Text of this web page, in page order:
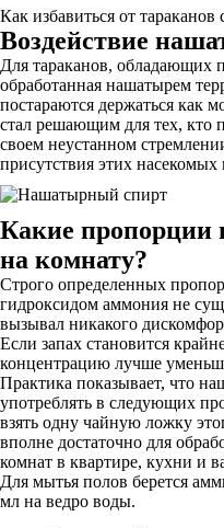
Как избавиться от тараканов
Воздействие
Для тараканов, обладающих
обработанная нашатырем
постараются держаться как
стал решающим для тех, кто
своем неустанном
присутствия этих
Какие пропорции
на комнату?
Строго определенных
гидроксидом аммония не
вызывал никакого
Если запах становится
концентрацию лучше
Практика показывает, что
употреблять в следующих
взять одну чайную ложку
вполне достаточно для
комнат в квартире, кухни и
Для мытья полов берется
мл на ведро воды.